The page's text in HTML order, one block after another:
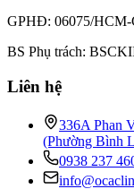
GPHĐ: 06075/
BS Phụ trách:
Liên hệ
336A Phan
(Phường Bình
0938 237